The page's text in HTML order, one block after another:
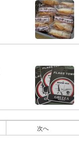
次へ